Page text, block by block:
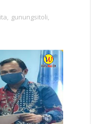
, gunungsitoli,